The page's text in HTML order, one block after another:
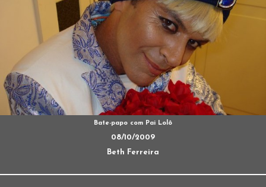
Bate-papo com Pai Lolô
08/10/2009
Beth Ferreira